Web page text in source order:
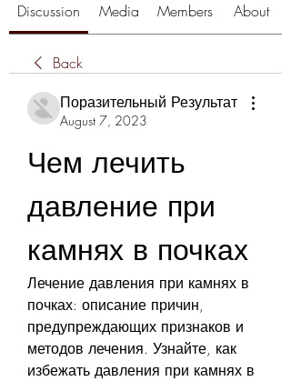
Discussion Media Members About
Back
Поразительный Результат
August 7, 2023
Чем лечить
давление при
камнях в почках
Лечение давления при камнях в
почках: описание причин,
предупреждающих признаков и
методов лечения. Узнайте, как
избежать давления при камнях в